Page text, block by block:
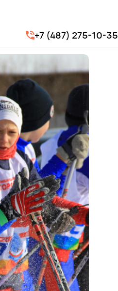
+7 (487) 275-10-35
для спорта
по горнолыжному спорту